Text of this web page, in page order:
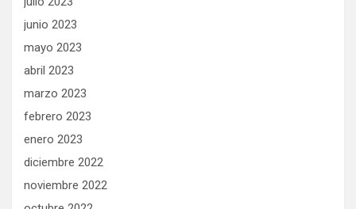
junio 2023
mayo 2023
abril 2023
marzo 2023
febrero 2023
enero 2023
diciembre 2022
noviembre 2022